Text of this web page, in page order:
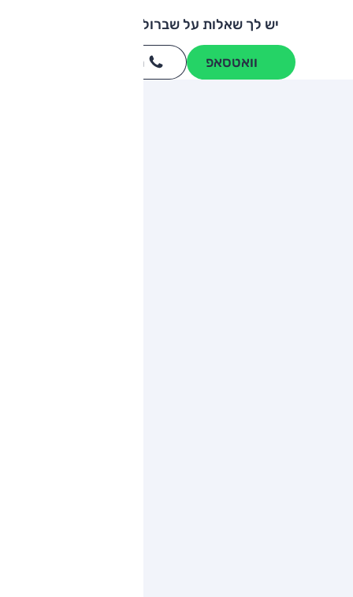
יש לך שאלות על שברולט קפטיבה?
וואטסאפ חייגו